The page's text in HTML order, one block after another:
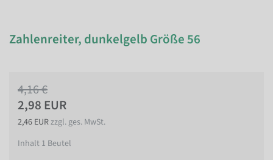
Zahlenreiter, dunkelgelb Größe 56
4,16 €
2,98 EUR
2,46 EURzzgl. ges. MwSt.
Inhalt 1 Beutel